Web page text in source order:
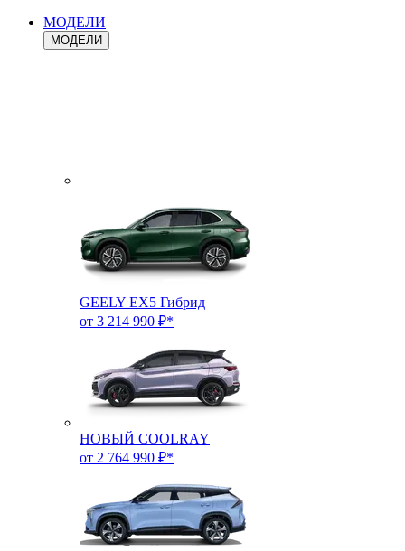
МОДЕЛИ
МОДЕЛИ
GEELY EX5 Гибрид
от 3 214 990 ₽*
НОВЫЙ COOLRAY
от 2 764 990 ₽*